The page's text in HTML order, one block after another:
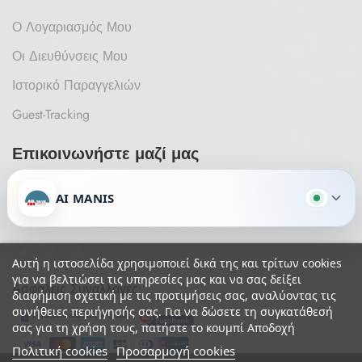
Ο Λογαριασμός Μου
Οι Διευθύνσεις Μου
Ιστορικό Παραγγελιών
Guest-Tracking
Επικοινωνήστε μαζί μας
Έχετε κάποια ερώτηση ή σχόλιο;
Θα χαρούμε πολύ να επικοινωνήσετε μαζί μας.
Ασφαλείς Συναλλαγές:
Αυτή η ιστοσελίδα χρησιμοποιεί δικά της και τρίτων cookies
για να βελτιώσει τις υπηρεσίες μας και να σας δείξει
διαφήμιση σχετική με τις προτιμήσεις σας, αναλύοντας τις
συνήθειες περιήγησής σας. Για να δώσετε τη συγκατάθεσή
σας για τη χρήση τους, πατήστε το κουμπί Αποδοχή
Πολιτική cookies Προσαρμογή cookies
AI MANIS